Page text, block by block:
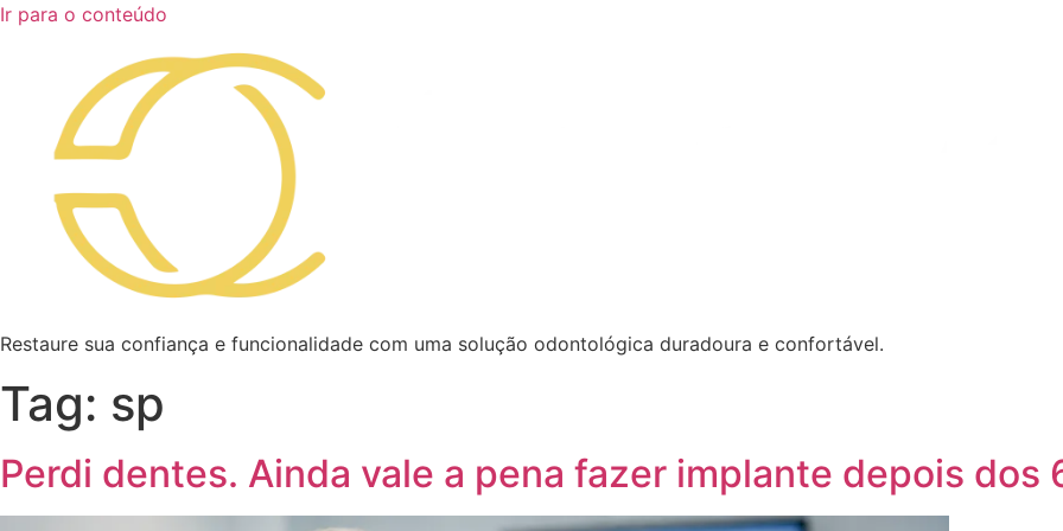
Ir para o conteúdo
Restaure sua confiança e funcionalidade com uma solução odontológica duradoura e confortável.
Tag: sp
Perdi dentes. Ainda vale a pena fazer implante depois dos